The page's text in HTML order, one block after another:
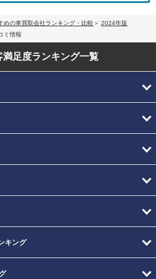
めの車買取会社ランキング・比較
2024年版
ミ情報
満足度ランキング一覧
キング